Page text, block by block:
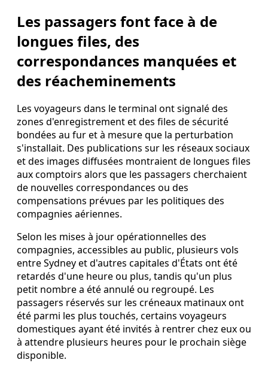
Les passagers font face à de
longues files, des
correspondances manquées et
des réacheminements
Les voyageurs dans le terminal ont signalé des
zones d'enregistrement et des files de sécurité
bondées au fur et à mesure que la perturbation
s'installait. Des publications sur les réseaux sociaux
et des images diffusées montraient de longues files
aux comptoirs alors que les passagers cherchaient
de nouvelles correspondances ou des
compensations prévues par les politiques des
compagnies aériennes.
Selon les mises à jour opérationnelles des
compagnies, accessibles au public, plusieurs vols
entre Sydney et d'autres capitales d'États ont été
retardés d'une heure ou plus, tandis qu'un plus
petit nombre a été annulé ou regroupé. Les
passagers réservés sur les créneaux matinaux ont
été parmi les plus touchés, certains voyageurs
domestiques ayant été invités à rentrer chez eux ou
à attendre plusieurs heures pour le prochain siège
disponible.